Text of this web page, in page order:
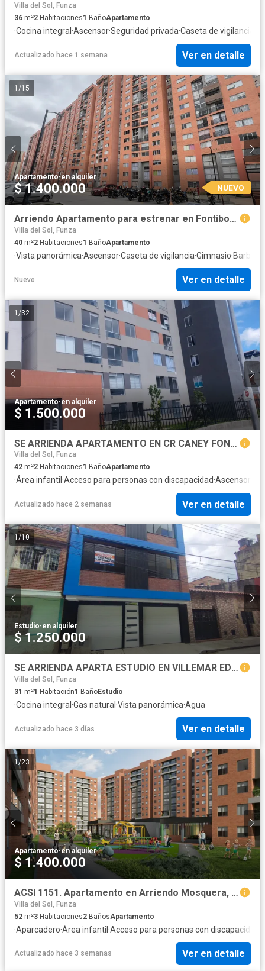
Villa del Sol, Funza
36 m²2 Habitaciones1 BañoApartamento
·Cocina integral ·Ascensor·Seguridad privada·Caseta de vigilancia
Actualizado hace 1 semana Ver en detalle
1 /15
Apartamento·en alquiler
$ 1.400.000 NUEVO
Arriendo Apartamento para estrenar en Fontibon, Bogotá, D.C.
Villa del Sol, Funza
40 m²2 Habitaciones1 BañoApartamento
·Vista panorámica·Ascensor·Caseta de vigilancia·Gimnasio·
Nuevo Ver en detalle
1 /32
Apartamento·en alquiler
$ 1.500.000
SE ARRIENDA APARTAMENTO EN CR CANEY FONTIBON PUEBLO VIEJO - WIR
Villa del Sol, Funza
42 m²2 Habitaciones1 BañoApartamento
·Área infantil ·Acceso para personas con discapacidad·Ascensor
Actualizado hace 2 semanas Ver en detalle
1 /10
Estudio·en alquiler
$ 1.250.000
SE ARRIENDA APARTA ESTUDIO EN VILLEMAR EDI SAN GERMAN AP 203 - DRM
Villa del Sol, Funza
31 m²1 Habitación1 BañoEstudio
·Cocina integral ·Gas natural ·Vista panorámica·Agua
Actualizado hace 3 días Ver en detalle
1/23
Apartamento·en alquiler
$ 1.400.000
ACSI 1151. Apartamento en Arriendo Mosquera, Novaterra
Villa del Sol, Funza
52 m²3 Habitaciones2 BañosApartamento
·Aparcadero·Área infantil·Acceso para personas con discapacidad
Actualizado hace 3 semanas Ver en detalle